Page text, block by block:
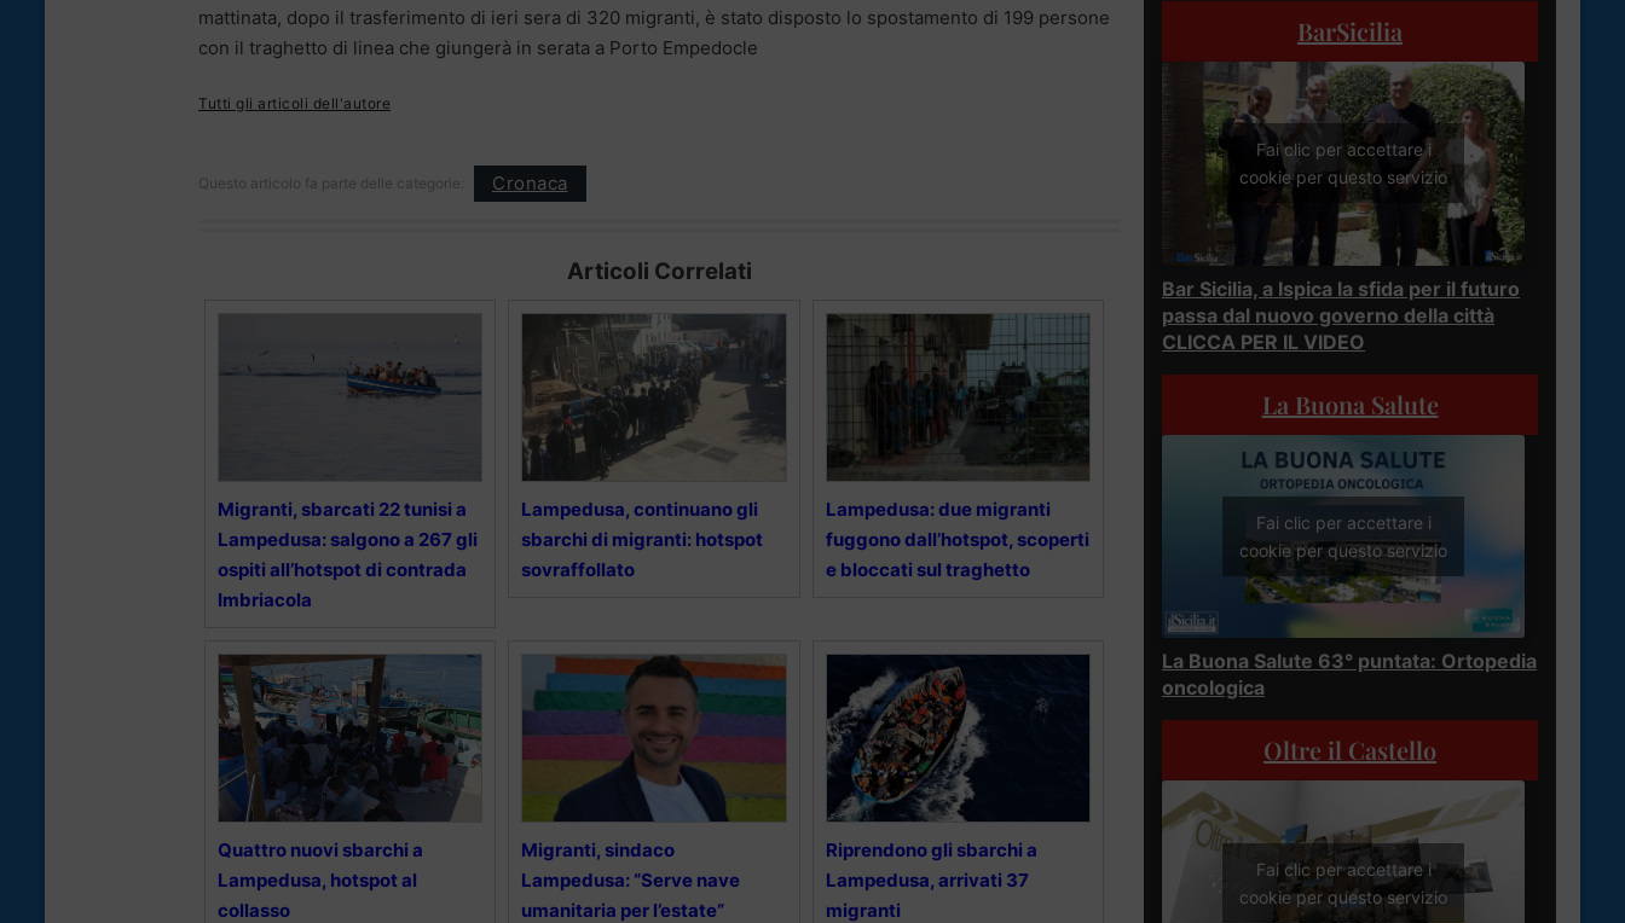
mattinata, dopo il trasferimento di ieri sera di 320 migranti, è stato disposto lo spostamento di 199 persone
con il traghetto di linea che giungerà in serata a Porto Empedocle
Tutti gli articoli dell'autore
Questo articolo fa parte delle categorie: Cronaca
Articoli Correlati
Migranti, sbarcati 22 tunisi a
Lampedusa: salgono a 267 gli
ospiti all’hotspot di contrada
Imbriacola
Lampedusa, continuano gli
sbarchi di migranti: hotspot
sovraffollato
Lampedusa: due migranti
fuggono dall’hotspot, scoperti
e bloccati sul traghetto
Quattro nuovi sbarchi a
Lampedusa, hotspot al
collasso
Migranti, sindaco
Lampedusa: “Serve nave
umanitaria per l’estate”
Riprendono gli sbarchi a
Lampedusa, arrivati 37
migranti
BarSicilia
Fai clic per accettare i
cookie per questo servizio
Bar Sicilia, a Ispica la sfida per il futuro
passa dal nuovo governo della città
CLICCA PER IL VIDEO
La Buona Salute
Fai clic per accettare i
cookie per questo servizio
La Buona Salute 63° puntata: Ortopedia
oncologica
Oltre il Castello
Fai clic per accettare i
cookie per questo servizio